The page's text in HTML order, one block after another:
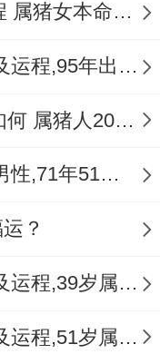
2022年属猪女性运势及运程 属猪女本命年带什么转运
1995年属猪人2022年运势及运程,95年出生的27岁属猪2022年每月运程详解
属猪人2022年感情和婚姻如何 属猪人2022年如何旺桃花
1971年属猪人2022年运势男性,71年51岁属猪男2022年每月运程怎么样
？
1983年属猪女2022年运势及运程,39岁属猪人2022全年每月运势女性如何
1971年属猪女2022年运势及运程,51岁属猪人2022全年每月运势女性如何